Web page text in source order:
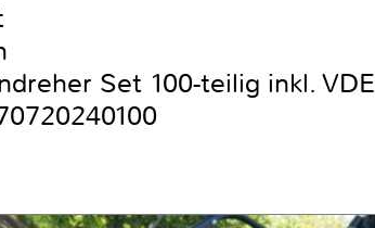
Set 100-teilig inkl. VDE